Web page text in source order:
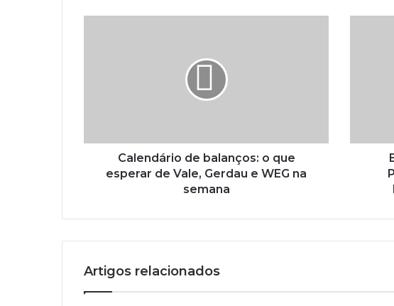
Calendário de balanços: o que
esperar de Vale, Gerdau e WEG na
semana
Artigos relacionados